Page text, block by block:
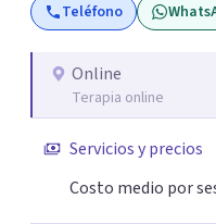
Teléfono
Online
Terapia online
Servicios y precios
Costo medio por